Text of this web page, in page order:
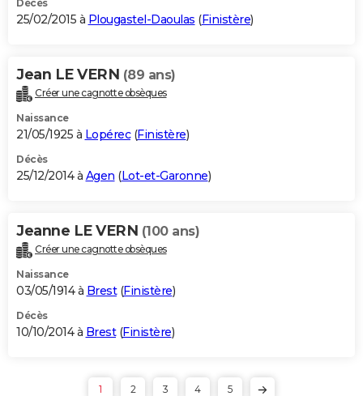
Décès
25/02/2015 à Plougastel-Daoulas (Finistère)
Jean LE VERN (89 ans)
Créer une cagnotte obsèques
Naissance
21/05/1925 à Lopérec(Finistère)
Décès
25/12/2014 à Agen (Lot-et-Garonne)
Jeanne LE VERN (100 ans)
Créer une cagnotte obsèques
Naissance
03/05/1914 à Brest(Finistère)
Décès
10/10/2014 à Brest(Finistère)
1 2 3 4 5